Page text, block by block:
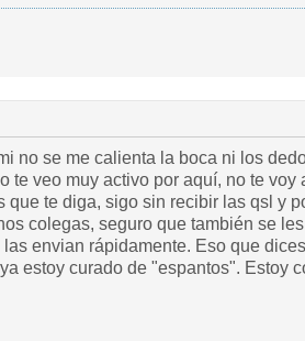
no se me calienta la boca ni los
te veo muy activo por aquí, no te voy
que te diga, sigo sin recibir las qsl y
colegas, seguro que también se
envian rápidamente. Eso que
estoy curado de "espantos". Estoy